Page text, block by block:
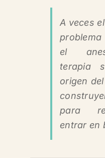
A veces
el
terapia
origen
para
entrar en